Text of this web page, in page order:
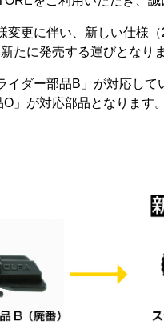
変更に伴い、新しい仕様
たに発売する運びとなり
イダー部品B」が対応し
O」が対応部品となります